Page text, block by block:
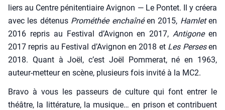
liers au Centre péni­ten­tiaire Avi­gnon — Le Pontet. Il y crée­ra
avec les déte­nus Pro­mé­thée enchaî­néen 2015, Ham­leten
2016 repris au Fes­ti­val d’A­vi­gnon en 2017, Anti­goneen
2017 repris au Fes­ti­val d’A­vi­gnon en 2018 et Les Persesen
2018. Quant à Joël, c’est Joël Pom­me­rat, né en 1963,
auteur-met­teur en scène, plu­sieurs fois invi­té à la MC2.
Bra­vo à vous les pas­seurs de culture qui font entrer le
théâtre, la lit­té­ra­ture, la musique… en pri­son et contri­buent